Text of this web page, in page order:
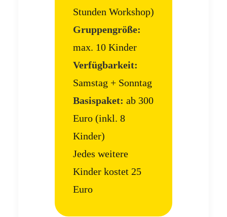
Stunden Workshop)
Gruppengröße:
max. 10 Kinder
Verfügbarkeit:
Samstag + Sonntag
Basispaket: ab 300
Euro (inkl. 8
Kinder)
Jedes weitere
Kinder kostet 25
Euro